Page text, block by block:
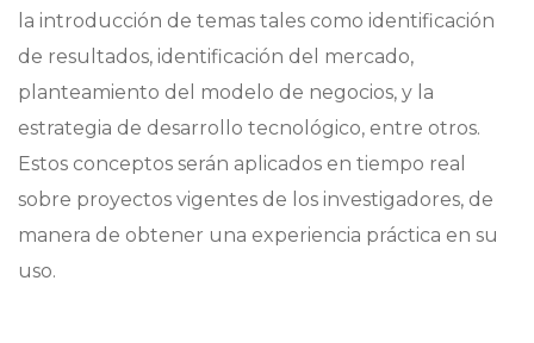
la introducción de temas tales como identificación
de resultados, identificación del mercado,
planteamiento del modelo de negocios, y la
estrategia de desarrollo tecnológico, entre otros.
Estos conceptos serán aplicados en tiempo real
sobre proyectos vigentes de los investigadores, de
manera de obtener una experiencia práctica en su
uso.